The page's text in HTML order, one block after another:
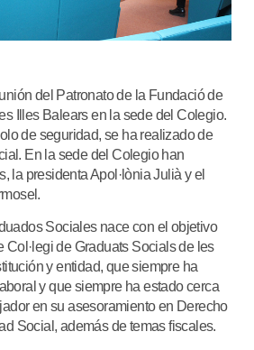
del Patronato de la Fundació de
Illes Balears en la sede del Colegio.
de seguridad, se ha realizado de
En la sede del Colegio han
la presidenta Apol·lònia Julià y el
Sociales nace con el objetivo
Col·legi de Graduats Socials de les
y entidad, que siempre ha
y que siempre ha estado cerca
en su asesoramiento en Derecho
Social, además de temas fiscales.